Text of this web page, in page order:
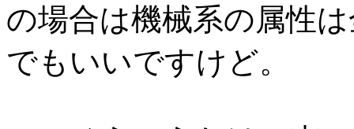
の場合は機械系の属性
でもいいですけど。